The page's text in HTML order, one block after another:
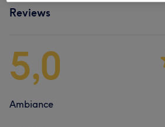
Reviews
5,0
Ambiance